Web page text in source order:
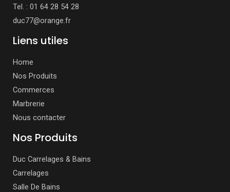
Tel. : 01 64 28 54 28
duc77@orange.fr
Liens utiles
Home
Nos Produits
Commerces
Marbrerie
Nous contacter
Nos Produits
Duc Carrelages & Bains
Carrelages
Salle De Bains